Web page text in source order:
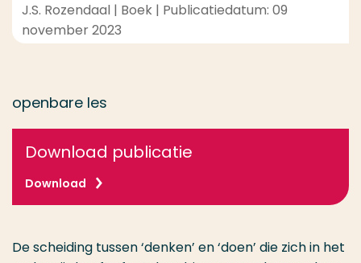
J.S. Rozendaal | Boek | Publicatiedatum: 09
november 2023
openbare les
Download publicatie
Download
De scheiding tussen ‘denken’ en ‘doen’ die zich in het